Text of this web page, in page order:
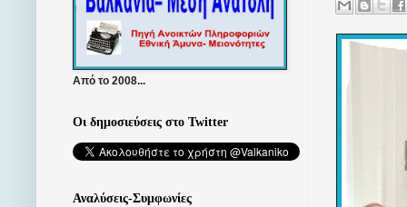
Από το 2008...
Οι δημοσιεύσεις στο Twitter
Αναλύσεις-Συμφωνίες